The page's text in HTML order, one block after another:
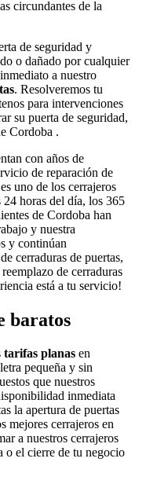
circundantes de la
de seguridad y
o dañado por cualquier
a nuestro
. Resolveremos tu
para intervenciones
su puerta de seguridad,
Cordoba .
con años de
de reparación de
uno de los cerrajeros
horas del día, los 365
de Cordoba han
y nuestra
y continúan
cerraduras de puertas,
de cerraduras
está a tu servicio!
baratos
tarifas planas en
pequeña y sin
que nuestros
inmediata
la apertura de puertas
mejores cerrajeros en
a nuestros cerrajeros
o el cierre de tu negocio